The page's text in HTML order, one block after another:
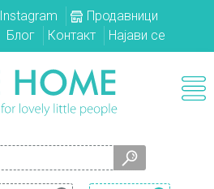
Instagram
Продавници
Блог
Контакт Најави се